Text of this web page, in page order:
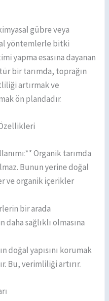
gübre veya
yöntemlerle bitki
yapma esasına dayanan
bir tarımda, toprağın
artırmak ve
ön plandadır.
Organik tarımda
Bunun yerine doğal
ve organik içerikler
bir arada
sağlıklı olmasına
doğal yapısını korumak
Bu, verimliliği artırır.